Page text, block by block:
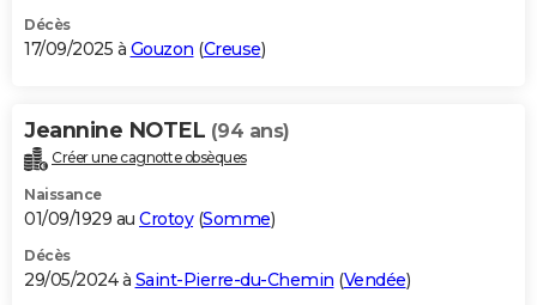
S'inscrire
Se connecter
Lycées
Collèges
Primaires
Universités
Entreprises
Service militaire
Avis de recherche
AVIS DE DÉCÈS
Bricolage
Lifestyle
Culture
Sport
Auto
Television
Voyage
Cinema
Décès
17/09/2025 à Gouzon (Creuse)
Jeannine NOTEL (94 ans)
Créer une cagnotte obsèques
Naissance
01/09/1929 au Crotoy(Somme)
Décès
29/05/2024 à Saint-Pierre-du-Chemin (Vendée)